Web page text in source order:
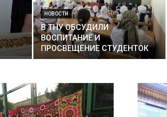
НОВОСТИ
В ТНУ ОБСУДИЛИ
ВОСПИТАНИЕ И
ПРОСВЕЩЕНИЕ СТУДЕНТОК